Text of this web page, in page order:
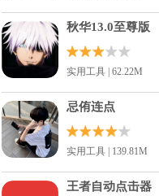
秋华13.0至尊版
实用工具 | 62.22M
忌侑连点
实用工具 | 139.81M
王者自动点击器